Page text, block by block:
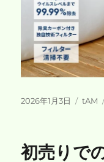
投
2026年1月3日
カ
ー
tAM
初売りで